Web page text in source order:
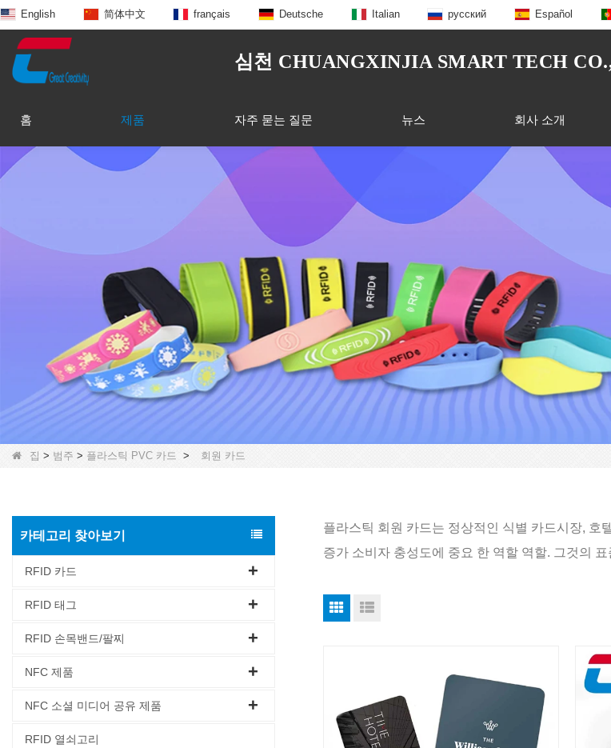
English 简体中文 français Deutsche Italian русский Español
심천 CHUANGXINJIA SMART TECH
홈 제품 자주 묻는 질문 뉴스 회사 소개
집 > 범주 > 플라스틱 PVC 카드 > 회원 카드
카테고리 찾아보기
RFID 카드
RFID 태그
RFID 손목밴드/팔찌
NFC 제품
NFC 소셜 미디어 공유 제품
RFID 열쇠고리
플라스틱 회원 카드는 정상적인 식별 카드시장, 호
증가 소비자 충성도에 중요 한 역할 역할. 그것의